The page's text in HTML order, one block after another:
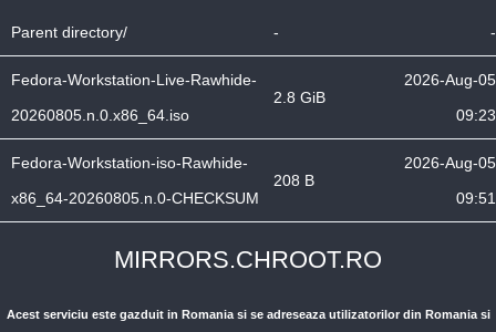
Parent directory/ - -
Fedora-Workstation-Live-Rawhide-
20260805.n.0.x86_64.iso
2.8 GiB
2026-Aug-05
09:23
Fedora-Workstation-iso-Rawhide-
x86_64-20260805.n.0-CHECKSUM
208 B
2026-Aug-05
09:51
MIRRORS.CHROOT.RO
Acest serviciu este gazduit in Romania si se adreseaza utilizatorilor din Romania si